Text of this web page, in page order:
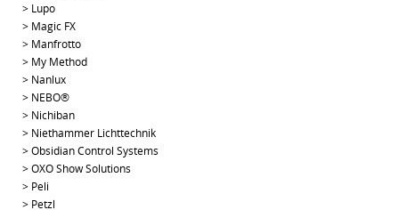
> Lupo
> Magic FX
> Manfrotto
> My Method
> Nanlux
> NEBO®
> Nichiban
> Niethammer Lichttechnik
>Obsidian Control Systems
>OXO Show Solutions
> Peli
> Petzl